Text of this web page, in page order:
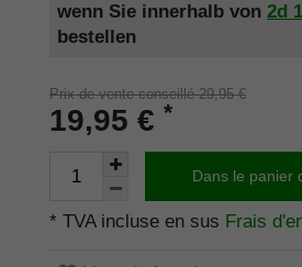
wenn Sie innerhalb von 2d
bestellen
Prix de vente conseillé 29,95 €
19,95 € *
Dans le panier
* TVA incluse en sus Frais